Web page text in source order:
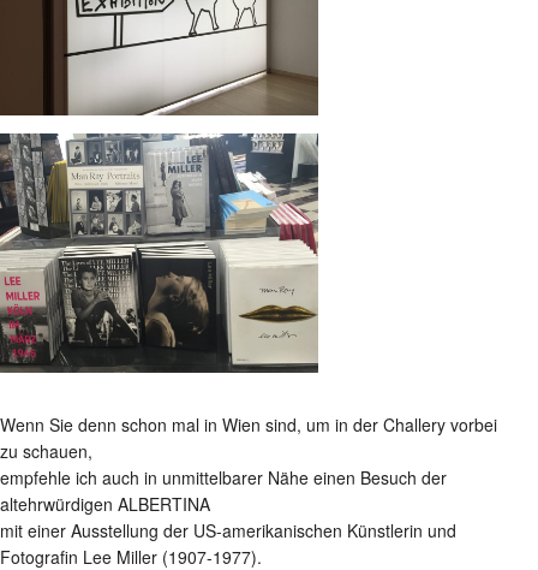
Wenn Sie denn schon mal in Wien sind, um in der Challery vorbei
zu schauen,
empfehle ich auch in unmittelbarer Nähe einen Besuch der
altehrwürdigen ALBERTINA
mit einer Ausstellung der US-amerikanischen Künstlerin und
Fotografin Lee Miller (1907-1977).